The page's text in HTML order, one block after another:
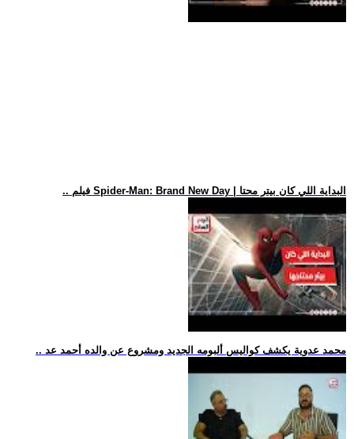
.. فيلم Spider-Man: Brand New Day | البداية اللي كان بيتر محتا
.. محمد عدوية يكشف كواليس ألبومه الجديد ومشروع عن والده أحمد عد